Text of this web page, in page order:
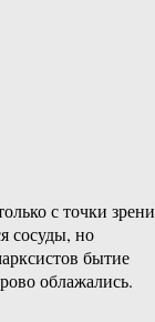
с точки
сосуды, но
бытие
облажались.